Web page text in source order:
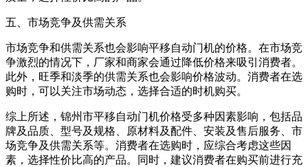
五、市场竞争及供需关系
市场竞争和供需关系也会影响平移自动门机的价格。在市场竞
争激烈的情况下，厂家和商家会通过降低价格来吸引消费者。
此外，旺季和淡季的供需关系也会影响价格波动。消费者在选
购时，可以关注市场动态，选择合适的时机购买。
综上所述，锦州市平移自动门机价格受多种因素影响，包括品
牌及品质、型号及规格、原材料及配件、安装及售后服务、市
场竞争及供需关系等。消费者在选购时，应综合考虑这些因
素，选择性价比高的产品。同时，建议消费者在购买前进行充